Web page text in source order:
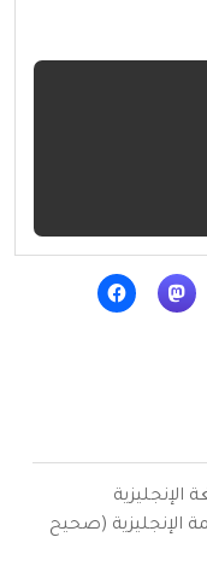
الإنجليزية
الإنجليزية (صحيح